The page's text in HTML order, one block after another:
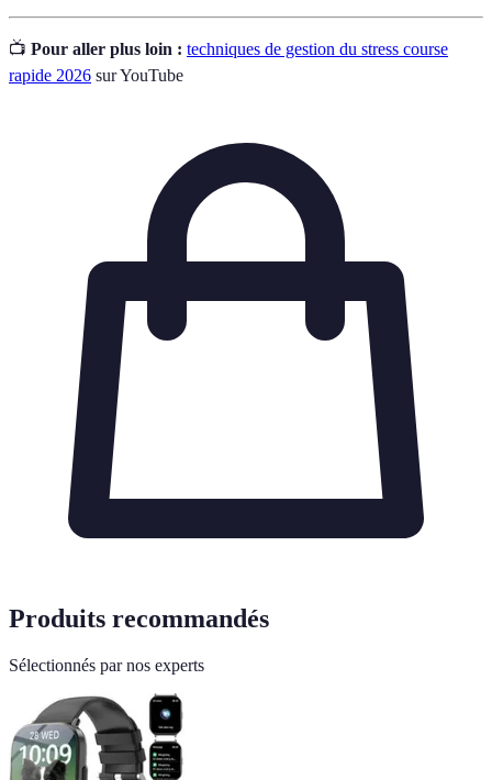
📺 Pour aller plus loin : techniques de gestion du stress course
rapide 2026 sur YouTube
Produits recommandés
Sélectionnés par nos experts